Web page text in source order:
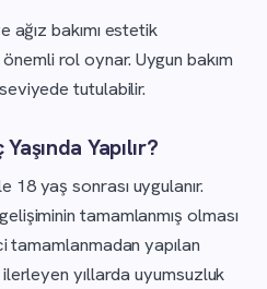
ağız bakımı estetik
rol oynar. Uygun bakım
tutulabilir.
Yapılır?
yaş sonrası uygulanır.
tamamlanmış olması
tamamlanmadan yapılan
yıllarda uyumsuzluk